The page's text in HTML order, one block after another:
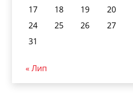
17
18 19 20
24
25 26 27
31
« Лип